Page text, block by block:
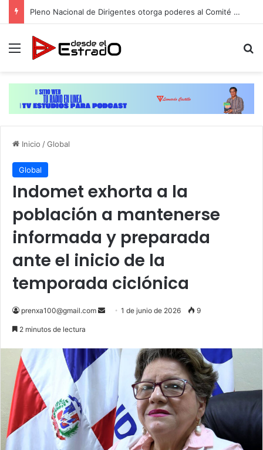
Pleno Nacional de Dirigentes otorga poderes al Comité Ejecutivo de la ADP para dar toques finales a plan de movilización
Menú
Inicio /Global
Global
Indomet exhorta a la
población a mantenerse
informada y preparada
ante el inicio de la
temporada ciclónica
prenxa100@gmail.com
Send1 de junio de 2026 9
2 minutos de lectura